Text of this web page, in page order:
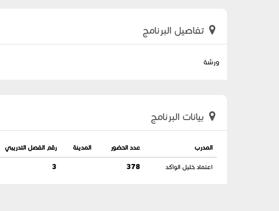
تفاصيل البرنامج
ورشة
بيانات البرنامج
المدرب عدد الحضور المدينة رقم الفصل التدريبي
اعتماد خليل الواكد 378
3